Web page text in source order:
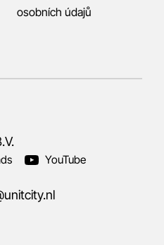
osobních údajů
YouTube